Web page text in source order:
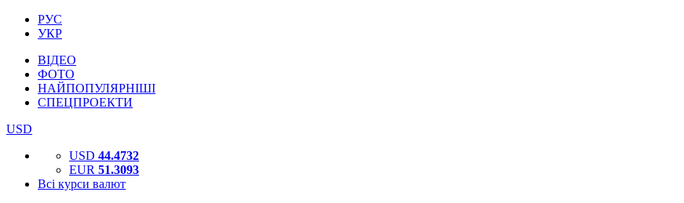
РУС
УКР
ВІДЕО
ФОТО
НАЙПОПУЛЯРНІШІ
СПЕЦПРОЕКТИ
USD
USD 44.4732
EUR 51.3093
Всі курси валют